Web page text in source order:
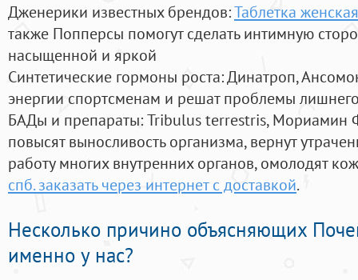
Дженерики известных брендов:Таблетка
также Попперсы помогут сделать интимную
насыщенной и яркой
Синтетические гормоны роста: Динатроп,
энергии спортсменам и решат проблемы
БАДы и препараты:Tribulus terrestris, Мориамин
повысят выносливость организма, вернут
работу многих внутренних органов, омолодят
спб. заказать через интернет с доставкой.
Несколько причино объясняющих
именно у нас?